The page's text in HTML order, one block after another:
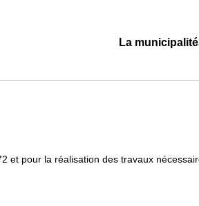
La municipalité
Ouvrir/Fermer
sous-
pour la réalisation des travaux